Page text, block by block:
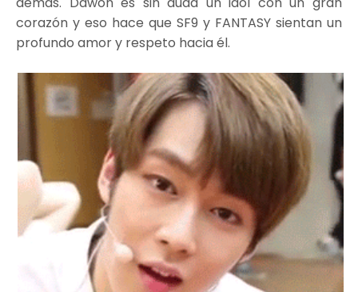
corazón y eso hace que SF9 y FANTASY sientan un
profundo amor y respeto hacia él.